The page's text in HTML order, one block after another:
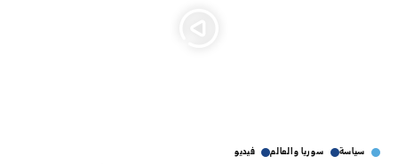
سياسة سوريا والعالم فيديو